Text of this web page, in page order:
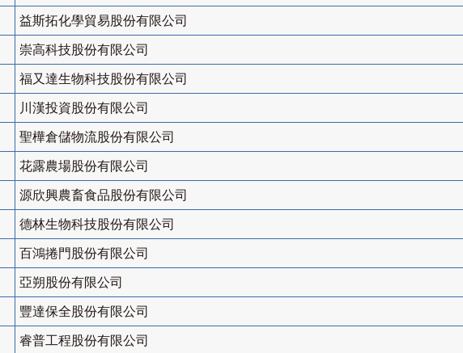
益斯拓化學貿易股份有限公司
崇高科技股份有限公司
福又達生物科技股份有限公司
川漢投資股份有限公司
聖樺倉儲物流股份有限公司
花露農場股份有限公司
源欣興農畜食品股份有限公司
德林生物科技股份有限公司
百鴻捲門股份有限公司
亞朔股份有限公司
豐達保全股份有限公司
睿普工程股份有限公司